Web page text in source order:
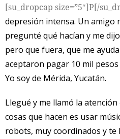
[su_dropcap size=”5″]P[/
depresión intensa. Un amigo
pregunté qué hacían y me
pero que fuera, que me
aceptaron pagar 10 mil
Yo soy de Mérida, Yucatán.
Llegué y me llamó la
cosas que hacen es usar
robots, muy coordinados y te